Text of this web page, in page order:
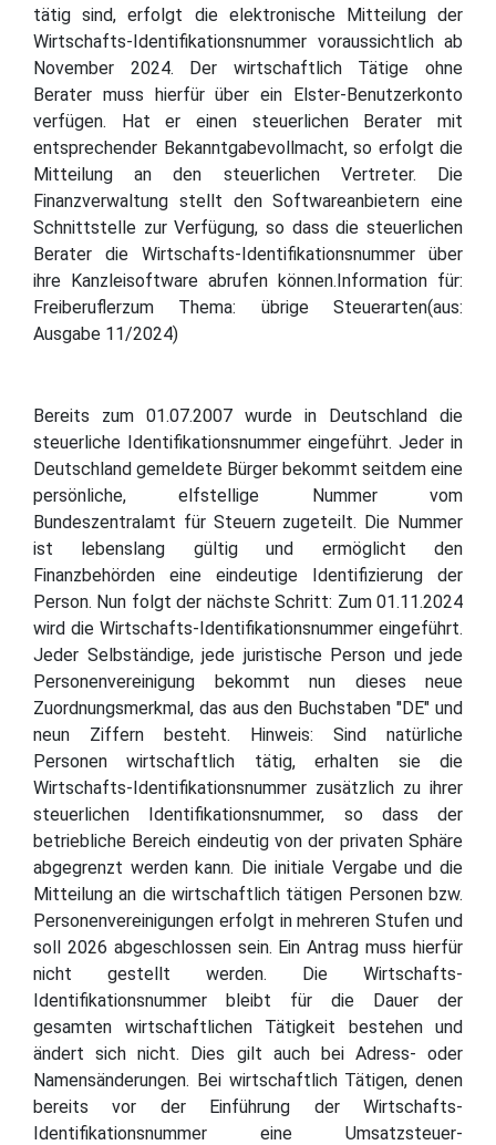
tätig sind, erfolgt die elektronische Mitteilung der
Wirtschafts-Identifikationsnummer voraussichtlich ab
November 2024. Der wirtschaftlich Tätige ohne
Berater muss hierfür über ein Elster-Benutzerkonto
verfügen. Hat er einen steuerlichen Berater mit
entsprechender Bekanntgabevollmacht, so erfolgt die
Mitteilung an den steuerlichen Vertreter. Die
Finanzverwaltung stellt den Softwareanbietern eine
Schnittstelle zur Verfügung, so dass die steuerlichen
Berater die Wirtschafts-Identifikationsnummer über
ihre Kanzleisoftware abrufen können.Information für:
Freiberuflerzum Thema: übrige Steuerarten(aus:
Ausgabe 11/2024)
Bereits zum 01.07.2007 wurde in Deutschland die
steuerliche Identifikationsnummer eingeführt. Jeder in
Deutschland gemeldete Bürger bekommt seitdem eine
persönliche, elfstellige Nummer vom
Bundeszentralamt für Steuern zugeteilt. Die Nummer
ist lebenslang gültig und ermöglicht den
Finanzbehörden eine eindeutige Identifizierung der
Person. Nun folgt der nächste Schritt: Zum 01.11.2024
wird die Wirtschafts-Identifikationsnummer eingeführt.
Jeder Selbständige, jede juristische Person und jede
Personenvereinigung bekommt nun dieses neue
Zuordnungsmerkmal, das aus den Buchstaben "DE" und
neun Ziffern besteht. Hinweis: Sind natürliche
Personen wirtschaftlich tätig, erhalten sie die
Wirtschafts-Identifikationsnummer zusätzlich zu ihrer
steuerlichen Identifikationsnummer, so dass der
betriebliche Bereich eindeutig von der privaten Sphäre
abgegrenzt werden kann. Die initiale Vergabe und die
Mitteilung an die wirtschaftlich tätigen Personen bzw.
Personenvereinigungen erfolgt in mehreren Stufen und
soll 2026 abgeschlossen sein. Ein Antrag muss hierfür
nicht gestellt werden. Die Wirtschafts-
Identifikationsnummer bleibt für die Dauer der
gesamten wirtschaftlichen Tätigkeit bestehen und
ändert sich nicht. Dies gilt auch bei Adress- oder
Namensänderungen. Bei wirtschaftlich Tätigen, denen
bereits vor der Einführung der Wirtschafts-
Identifikationsnummer eine Umsatzsteuer-